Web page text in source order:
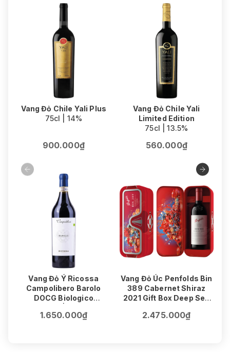
Vang Đỏ Chile Yali Plus
75cl | 14%
900.000₫
Vang Đỏ Chile Yali
Limited Edition
75cl | 13.5%
560.000₫
Vang Đỏ Ý Ricossa
Campolibero Barolo
DOCG Biologico
1.650.000₫
Vang Đỏ Úc Penfolds Bin
389 Cabernet Shiraz
2021 Gift Box Deep Sea
75cl | 14.5%
2.475.000₫